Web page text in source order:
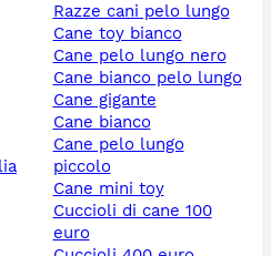
razze cani pelo lungo
cane toy bianco
cane pelo lungo nero
cane bianco pelo lungo
cane gigante
cane bianco
cane pelo lungo
piccolo
cane mini toy
cuccioli di cane 100
euro